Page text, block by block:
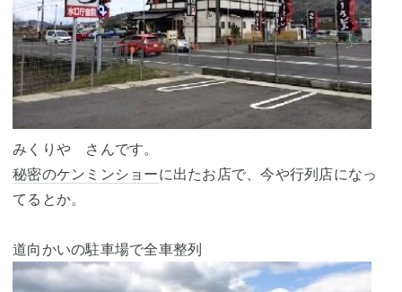
みくりや さんです。
秘密のケンミンショーに出たお店で、今や行列店になっ
てるとか。
道向かいの駐車場で全車整列